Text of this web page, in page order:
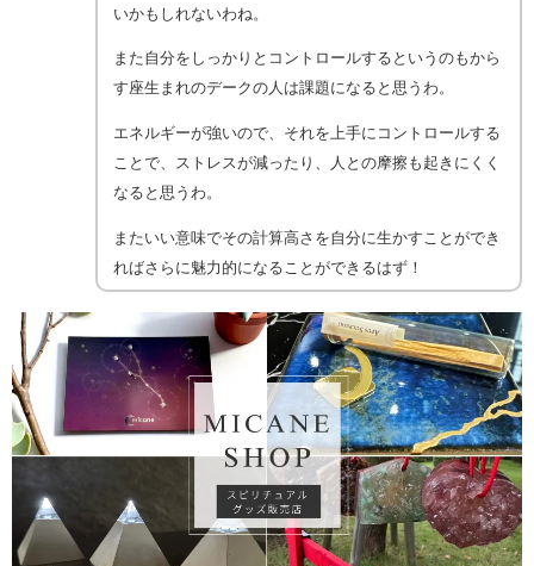
いかもしれないわね。
また自分をしっかりとコントロールするというのもから
す座生まれのデークの人は課題になると思うわ。
エネルギーが強いので、それを上手にコントロールする
ことで、ストレスが減ったり、人との摩擦も起きにくく
なると思うわ。
またいい意味でその計算高さを自分に生かすことができ
ればさらに魅力的になることができるはず！